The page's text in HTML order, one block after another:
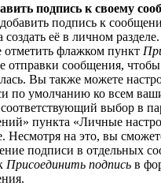
подпись к своему
подпись к
создать её в личном
отметить флажком пункт
отправки сообщения,
Вы также можете
по умолчанию ко всем
соответствующий выбор в
пункта «Личные
Несмотря на это, вы
подписи в отдельных
Присоединить подпись в